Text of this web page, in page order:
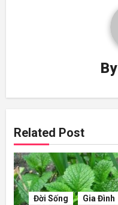
By
Related Post
Đời Sống Gia Đình